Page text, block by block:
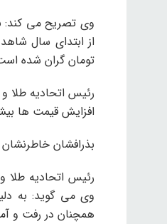
وی تصریح می کند:
تومان گران شده
رئیس اتحادیه طلا
افزایش قیمت ها
بذرافشان
رئیس اتحادیه طلا
وی می گوید: به
همچنان در رفت و